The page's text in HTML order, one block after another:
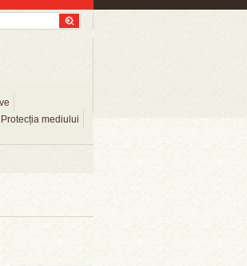
Protecția mediului